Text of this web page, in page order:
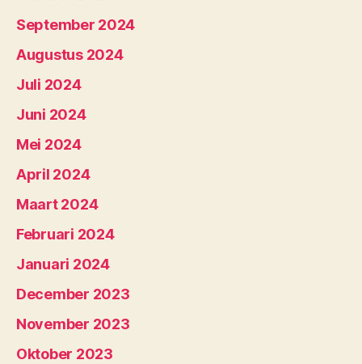
September 2024
Augustus 2024
Juli 2024
Juni 2024
Mei 2024
April 2024
Maart 2024
Februari 2024
Januari 2024
December 2023
November 2023
Oktober 2023